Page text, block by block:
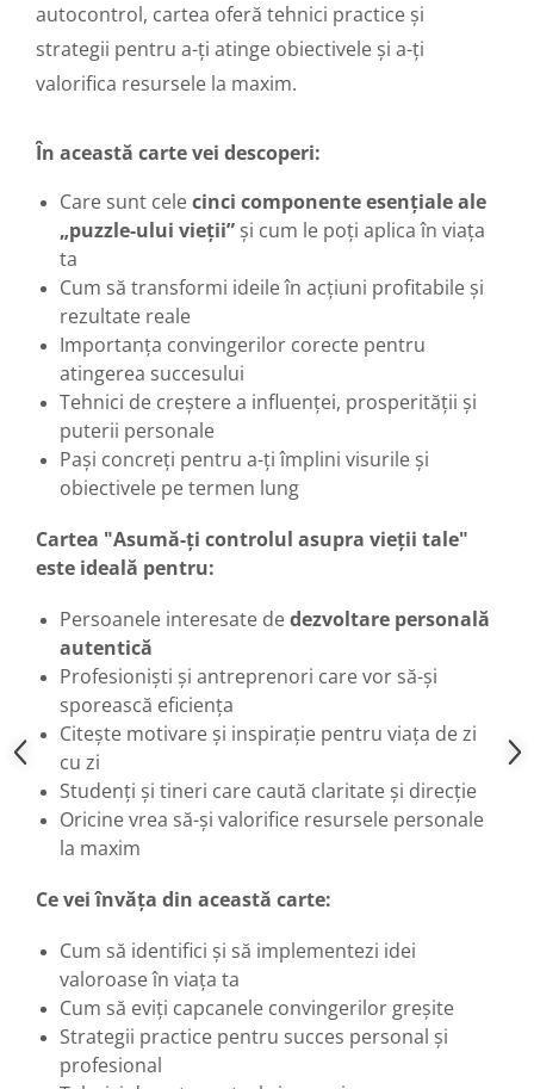
autocontrol, cartea oferă tehnici practice și
strategii pentru a-ți atinge obiectivele și a-ți
valorifica resursele la maxim.
În această carte vei descoperi:
Care sunt celecinci componente esențiale ale
„puzzle-ului vieții” și cum le poți aplica în viața
ta
Cum să transformi ideile în acțiuni profitabile și
rezultate reale
Importanța convingerilor corecte pentru
atingerea succesului
Tehnici de creștere a influenței, prosperității și
puterii personale
Pași concreți pentru a-ți împlini visurile și
obiectivele pe termen lung
Cartea "Asumă-ți controlul asupra vieții tale"
este ideală pentru:
Persoanele interesate dedezvoltare personală
autentică
Profesioniști și antreprenori care vor să-și
sporească eficiența
Citește motivare și inspirație pentru viața de zi
cu zi
Studenți și tineri care caută claritate și direcție
Oricine vrea să-și valorifice resursele personale
la maxim
Ce vei învăța din această carte:
Cum să identifici și să implementezi idei
valoroase în viața ta
Cum să eviți capcanele convingerilor greșite
Strategii practice pentru succes personal și
profesional